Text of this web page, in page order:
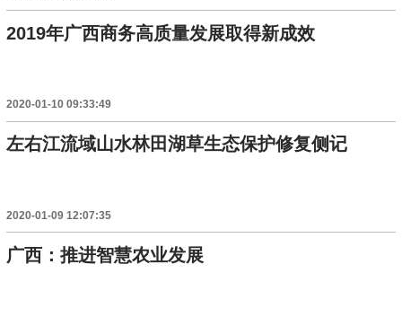
2019年广西商务高质量发展取得新成效
2020-01-10 09:33:49
左右江流域山水林田湖草生态保护修复侧记
2020-01-09 12:07:35
广西：推进智慧农业发展